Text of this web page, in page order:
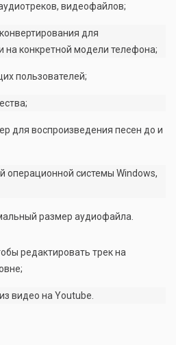
видеофайлов;
для
на конкретной модели телефона;
пользователей;
для воспроизведения песен до и
операционной системы Windows,
размер аудиофайла.
редактировать трек на
видео на Youtube.